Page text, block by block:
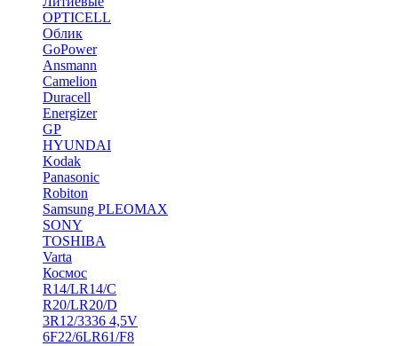
OPTICELL
Облик
GoPower
Ansmann
Camelion
Duracell
Energizer
GP
HYUNDAI
Kodak
Panasonic
Robiton
Samsung PLEOMAX
SONY
TOSHIBA
Varta
Космос
R14/LR14/C
R20/LR20/D
3R12/3336 4,5V
6F22/6LR61/F8